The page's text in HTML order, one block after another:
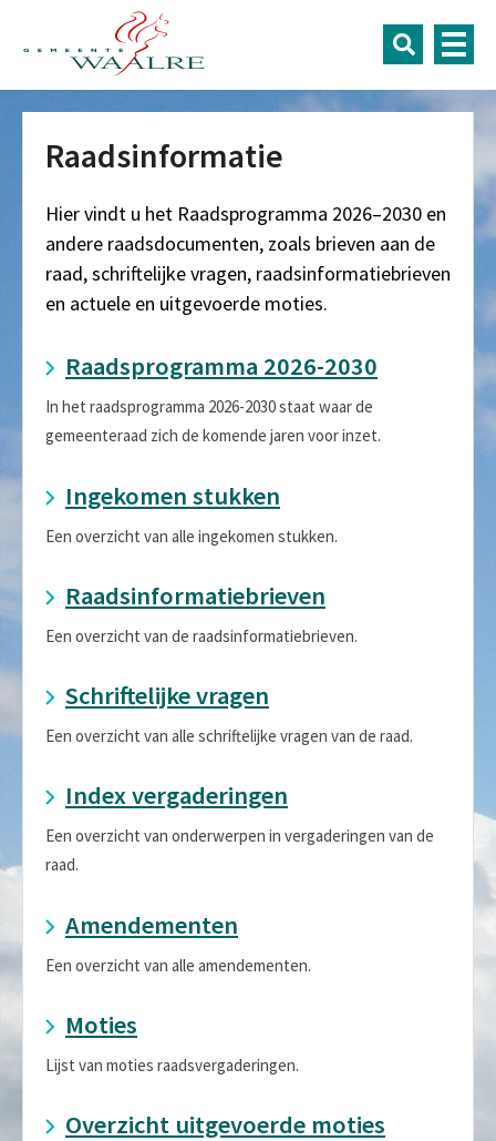
Raadsinformatie
Hier vindt u het Raadsprogramma 2026–2030 en
andere raadsdocumenten, zoals brieven aan de
raad, schriftelijke vragen, raadsinformatiebrieven
en actuele en uitgevoerde moties.
Raadsprogramma 2026-2030
In het raadsprogramma 2026-2030 staat waar de
gemeenteraad zich de komende jaren voor inzet.
Ingekomen stukken
Een overzicht van alle ingekomen stukken.
Raadsinformatiebrieven
Een overzicht van de raadsinformatiebrieven.
Schriftelijke vragen
Een overzicht van alle schriftelijke vragen van de raad.
Index vergaderingen
Een overzicht van onderwerpen in vergaderingen van de
raad.
Amendementen
Een overzicht van alle amendementen.
Moties
Lijst van moties raadsvergaderingen.
Overzicht uitgevoerde moties